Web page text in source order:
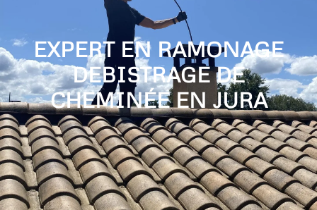
EXPERT EN RAMONAGE
DEBISTRAGE DE
CHEMINÉE EN JURA